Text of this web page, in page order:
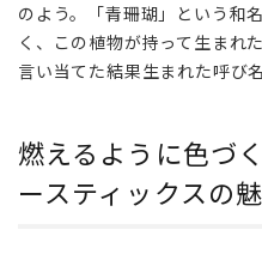
2
燃
え
う
色
のよう。「青珊瑚」という和
く、この植物が持って生まれ
言い当てた結果生まれた呼び
燃えるように色づ
ースティックスの